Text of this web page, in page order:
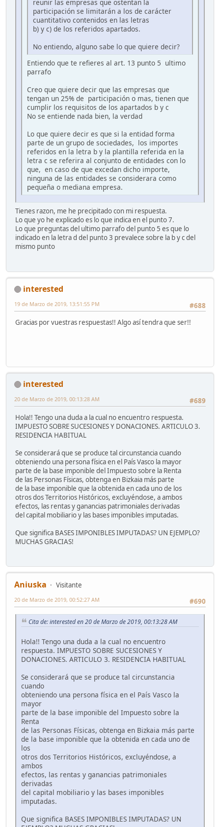
reunir las empresas que ostentan la
participación se limitarán a los de carácter
cuantitativo contenidos en las letras
b) y c) de los referidos apartados.
No entiendo, alguno sabe lo que quiere decir?
Entiendo que te refieres al art. 13 punto 5 ultimo
parrafo
Creo que quiere decir que las empresas que
tengan un 25% de participación o mas, tienen que
cumplir los requisitos de los apartados b y c
No se entiende nada bien, la verdad
Lo que quiere decir es que si la entidad forma
parte de un grupo de sociedades, los importes
referidos en la letra b y la plantilla referida en la
letra c se referira al conjunto de entidades con lo
que, en caso de que excedan dicho importe,
ninguna de las entidades se considerara como
pequeña o mediana empresa.
Tienes razon, me he precipitado con mi respuesta.
Lo que yo he explicado es lo que indica en el punto 7.
Lo que preguntas del ultimo parrafo del punto 5 es que lo
indicado en la letra d del punto 3 prevalece sobre la b y c del
mismo punto
interested
#688
19 de Marzo de 2019, 13:51:55 PM
Gracias por vuestras respuestas!! Algo así tendra que ser!!
interested
#689
20 de Marzo de 2019, 00:13:28 AM
Hola!! Tengo una duda a la cual no encuentro respuesta.
IMPUESTO SOBRE SUCESIONES Y DONACIONES. ARTICULO 3.
RESIDENCIA HABITUAL
Se considerará que se produce tal circunstancia cuando
obteniendo una persona física en el País Vasco la mayor
parte de la base imponible del Impuesto sobre la Renta
de las Personas Físicas, obtenga en Bizkaia más parte
de la base imponible que la obtenida en cada uno de los
otros dos Territorios Históricos, excluyéndose, a ambos
efectos, las rentas y ganancias patrimoniales derivadas
del capital mobiliario y las bases imponibles imputadas.
Que significa BASES IMPONIBLES IMPUTADAS? UN EJEMPLO?
MUCHAS GRACIAS!
Aniuska
Visitante
#690
20 de Marzo de 2019, 00:52:27 AM
Cita de: interested en 20 de Marzo de 2019, 00:13:28 AM
Hola!! Tengo una duda a la cual no encuentro
respuesta. IMPUESTO SOBRE SUCESIONES Y
DONACIONES. ARTICULO 3. RESIDENCIA HABITUAL
Se considerará que se produce tal circunstancia
cuando
obteniendo una persona física en el País Vasco la
mayor
parte de la base imponible del Impuesto sobre la
Renta
de las Personas Físicas, obtenga en Bizkaia más parte
de la base imponible que la obtenida en cada uno de
los
otros dos Territorios Históricos, excluyéndose, a
ambos
efectos, las rentas y ganancias patrimoniales
derivadas
del capital mobiliario y las bases imponibles
imputadas.
Que significa BASES IMPONIBLES IMPUTADAS? UN